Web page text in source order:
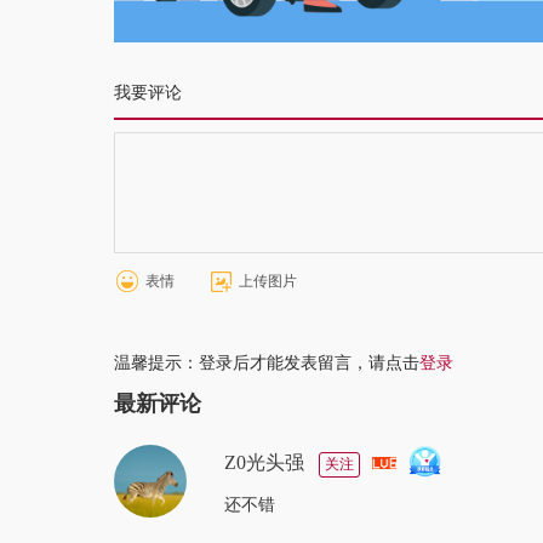
我要评论
表情 上传图片
温馨提示：登录后才能发表留言，请点击登录
最新评论
Z0光头强 关注
还不错